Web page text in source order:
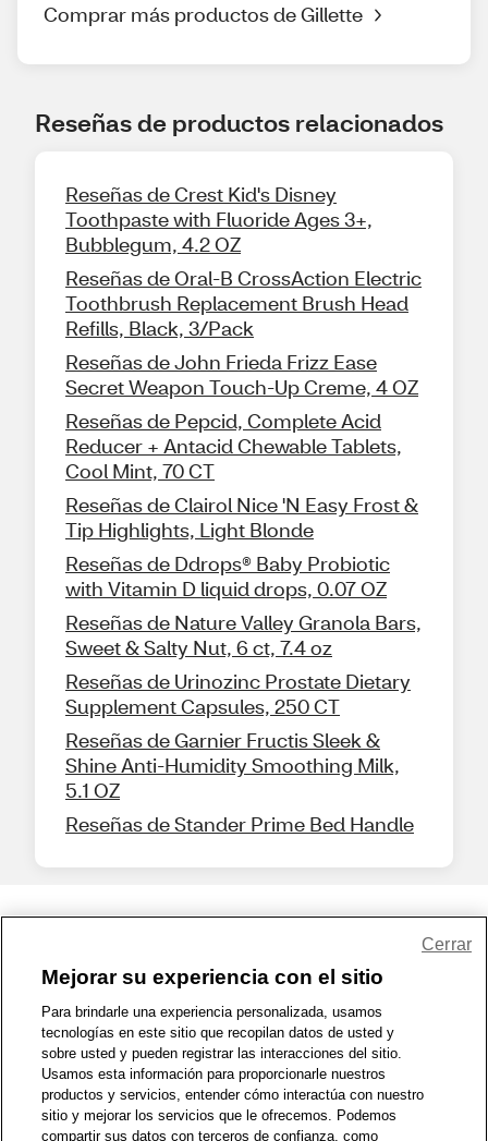
Comprar más productos de Gillette
Reseñas de productos relacionados
Reseñas de Crest Kid's Disney
Toothpaste with Fluoride Ages 3+,
Bubblegum, 4.2 OZ
Reseñas de Oral-B CrossAction Electric
Toothbrush Replacement Brush Head
Refills, Black, 3/Pack
Reseñas de John Frieda Frizz Ease
Secret Weapon Touch-Up Creme, 4 OZ
Reseñas de Pepcid, Complete Acid
Reducer + Antacid Chewable Tablets,
Cool Mint, 70 CT
Reseñas de Clairol Nice 'N Easy Frost &
Tip Highlights, Light Blonde
Reseñas de Ddrops® Baby Probiotic
with Vitamin D liquid drops, 0.07 OZ
Reseñas de Nature Valley Granola Bars,
Sweet & Salty Nut, 6 ct, 7.4 oz
Reseñas de Urinozinc Prostate Dietary
Supplement Capsules, 250 CT
Reseñas de Garnier Fructis Sleek &
Shine Anti-Humidity Smoothing Milk,
5.1 OZ
Reseñas de Stander Prime Bed Handle
1-800-679-9691 | Contáctenos | Términos de Uso | Accesibilidad
Política de Privacidad | WA Privacy Policy | Mapa del sitio
Zona de Bienestar | © 1999 - 2026 CVS.com
Mejorar su experiencia con el sitio
Para brindarle una experiencia personalizada, usamos
tecnologías en este sitio que recopilan datos de usted y
sobre usted y pueden registrar las interacciones del sitio.
Usamos esta información para proporcionarle nuestros
productos y servicios, entender cómo interactúa con nuestro
sitio y mejorar los servicios que le ofrecemos. Podemos
compartir sus datos con terceros de confianza, como
Cerrar